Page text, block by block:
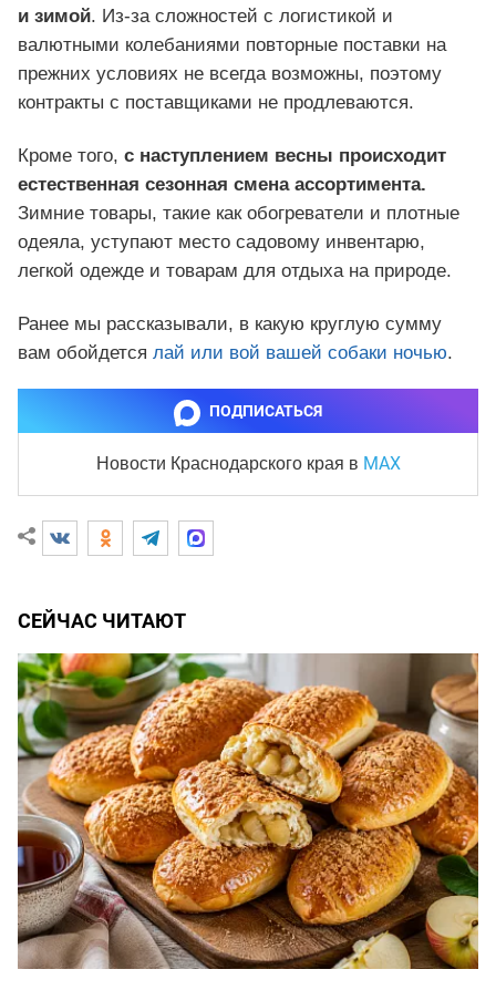
и зимой. Из-за сложностей с логистикой и
валютными колебаниями повторные поставки на
прежних условиях не всегда возможны, поэтому
контракты с поставщиками не продлеваются.
Кроме того, с наступлением весны происходит
естественная сезонная смена ассортимента.
Зимние товары, такие как обогреватели и плотные
одеяла, уступают место садовому инвентарю,
легкой одежде и товарам для отдыха на природе.
Ранее мы рассказывали, в какую круглую сумму
вам обойдется лай или вой вашей собаки ночью.
ПОДПИСАТЬСЯ
Новости Краснодарского края в MAX
СЕЙЧАС ЧИТАЮТ